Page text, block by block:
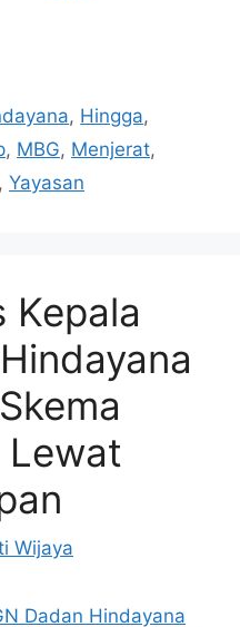
, Hingga,
, MBG, Menjerat,
, Yayasan
Kepala
Lewat
Wijaya